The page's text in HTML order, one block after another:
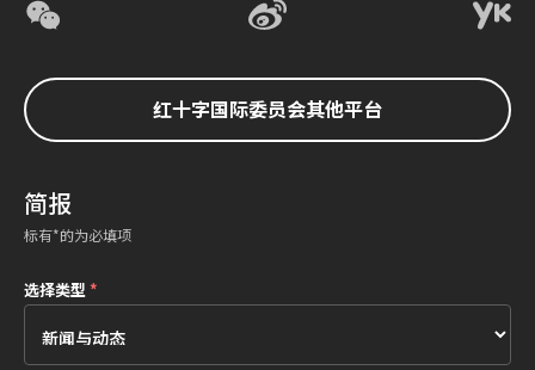
红十字国际委员会其他平台
简报
标有*的为必填项
选择类型*